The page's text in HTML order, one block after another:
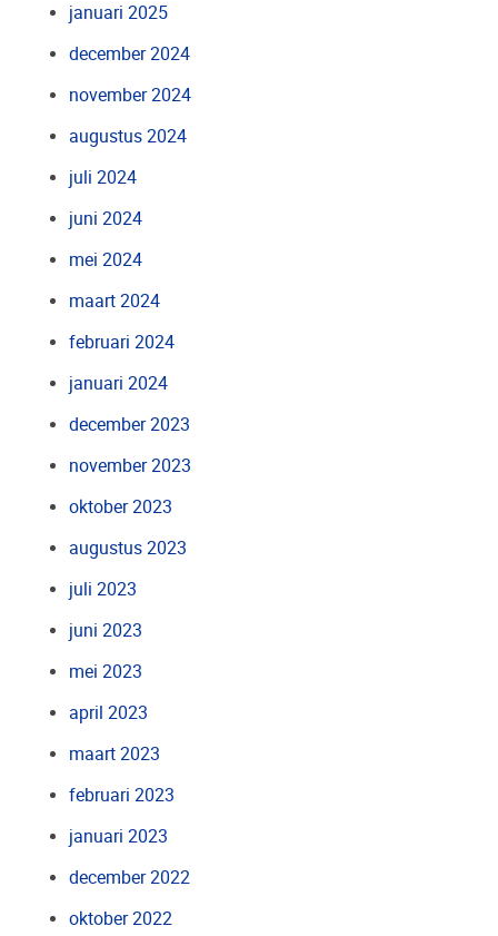
januari 2025
december 2024
november 2024
augustus 2024
juli 2024
juni 2024
mei 2024
maart 2024
februari 2024
januari 2024
december 2023
november 2023
oktober 2023
augustus 2023
juli 2023
juni 2023
mei 2023
april 2023
maart 2023
februari 2023
januari 2023
december 2022
oktober 2022